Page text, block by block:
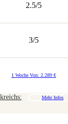
2.5/5
3/5
1 Woche Von: 2.289 €
Mehr Infos